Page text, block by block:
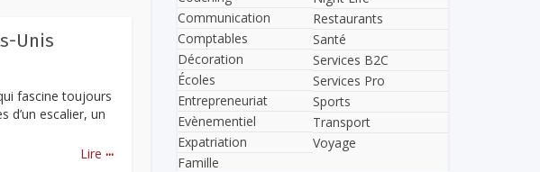
Unis
fascine toujours
d’un escalier, un
Lire ...
Communication
Comptables
Décoration
Écoles
Entrepreneuriat
Evènementiel
Expatriation
Famille
Restaurants
Santé
Services B2C
Services Pro
Sports
Transport
Voyage